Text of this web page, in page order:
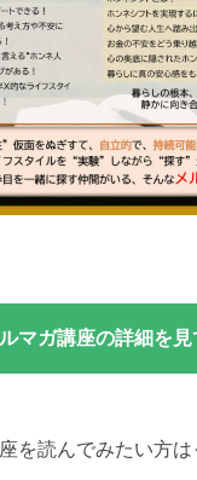
マガ講座の詳細を見
を読んでみたい方